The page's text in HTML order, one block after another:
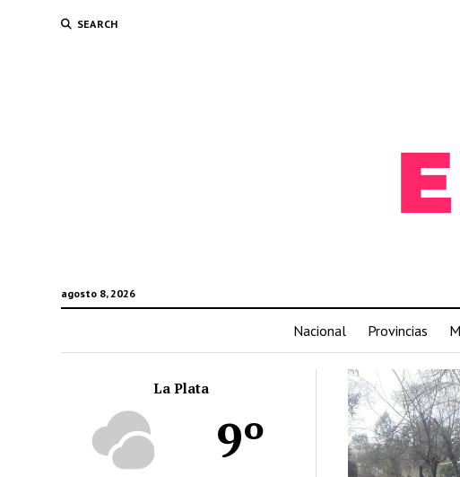
SEARCH
agosto 8, 2026
Nacional Provincias
La Plata
9º